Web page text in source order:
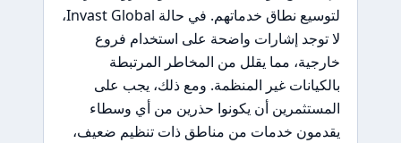
لتوسيع نطاق خدماتهم. في حالة Invast Global،
لا توجد إشارات واضحة على استخدام فروع
خارجية، مما يقلل من المخاطر المرتبطة
بالكيانات غير المنظمة. ومع ذلك، يجب على
المستثمرين أن يكونوا حذرين من أي وسطاء
يقدمون خدمات من مناطق ذات تنظيم ضعيف،